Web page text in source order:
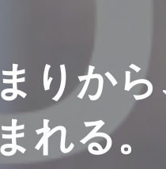
りか
れる。